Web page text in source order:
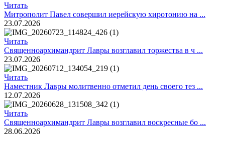
Читать
Митрополит Павел совершил иерейскую хиротонию на ...
23.07.2026
Читать
Священноархимандрит Лавры возглавил торжества в ч ...
23.07.2026
Читать
Наместник Лавры молитвенно отметил день своего тез ...
12.07.2026
Читать
Священноархимандрит Лавры возглавил воскресные бо ...
28.06.2026